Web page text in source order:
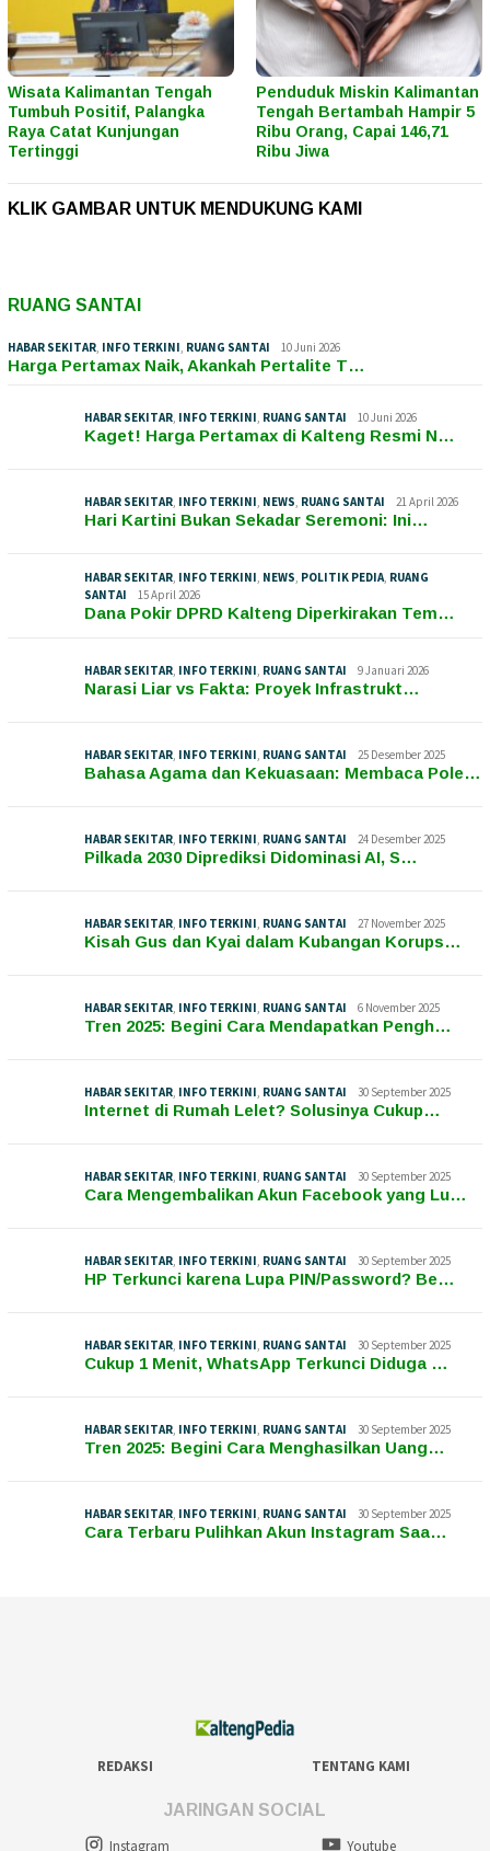
Wisata Kalimantan Tengah
Tumbuh Positif, Palangka
Raya Catat Kunjungan
Tertinggi
Penduduk Miskin Kalimantan
Tengah Bertambah Hampir 5
Ribu Orang, Capai 146,71
Ribu Jiwa
KLIK GAMBAR UNTUK MENDUKUNG KAMI
RUANG SANTAI
HABAR SEKITAR INFO TERKINI RUANG SANTAI 10 Juni 2026
Harga Pertamax Naik, Akankah Pertalite T…
HABAR SEKITAR INFO TERKINI RUANG SANTAI 10 Juni 2026
Kaget! Harga Pertamax di Kalteng Resmi N…
HABAR SEKITAR INFO TERKINI NEWS RUANG SANTAI 21 April 2026
Hari Kartini Bukan Sekadar Seremoni: Ini…
HABAR SEKITAR INFO TERKINI NEWS POLITIK PEDIA RUANG
SANTAI
15 April 2026
Dana Pokir DPRD Kalteng Diperkirakan Tem…
HABAR SEKITAR INFO TERKINI RUANG SANTAI 9 Januari 2026
Narasi Liar vs Fakta: Proyek Infrastrukt…
HABAR SEKITAR INFO TERKINI RUANG SANTAI 25 Desember 2025
Bahasa Agama dan Kekuasaan: Membaca Pole…
HABAR SEKITAR INFO TERKINI RUANG SANTAI 24 Desember 2025
Pilkada 2030 Diprediksi Didominasi AI, S…
HABAR SEKITAR INFO TERKINI RUANG SANTAI 27 November 2025
Kisah Gus dan Kyai dalam Kubangan Korups…
HABAR SEKITAR INFO TERKINI RUANG SANTAI 6 November 2025
Tren 2025: Begini Cara Mendapatkan Pengh…
HABAR SEKITAR INFO TERKINI RUANG SANTAI 30 September 2025
Internet di Rumah Lelet? Solusinya Cukup…
HABAR SEKITAR INFO TERKINI RUANG SANTAI 30 September 2025
Cara Mengembalikan Akun Facebook yang Lu…
HABAR SEKITAR INFO TERKINI RUANG SANTAI 30 September 2025
HP Terkunci karena Lupa PIN/Password? Be…
HABAR SEKITAR INFO TERKINI RUANG SANTAI 30 September 2025
Cukup 1 Menit, WhatsApp Terkunci Diduga …
HABAR SEKITAR INFO TERKINI RUANG SANTAI 30 September 2025
Tren 2025: Begini Cara Menghasilkan Uang…
HABAR SEKITAR INFO TERKINI RUANG SANTAI 30 September 2025
Cara Terbaru Pulihkan Akun Instagram Saa…
REDAKSI TENTANG KAMI
JARINGAN SOCIAL
Instagram
Youtube